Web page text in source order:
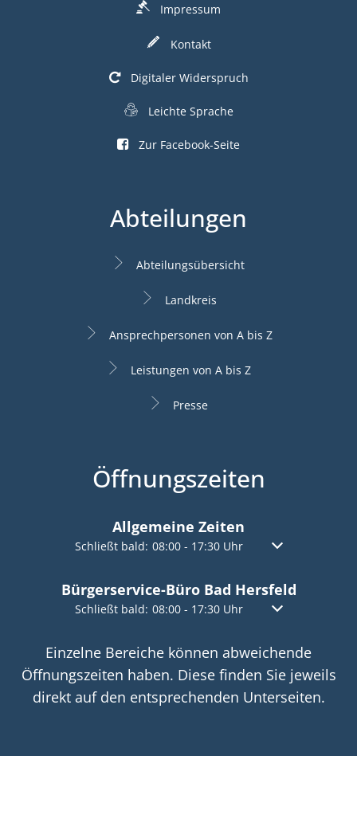
Impressum
Kontakt
Digitaler Widerspruch
Leichte Sprache
Zur Facebook-Seite
Abteilungen
Abteilungsübersicht
Landkreis
Ansprechpersonen von A bis Z
Leistungen von A bis Z
Presse
Öffnungszeiten
Allgemeine Zeiten
Klicken, um weitere Öffnungs- oder Schließzeiten
Schließt bald: 08:00- 17:30Uhr Von 08:00 bis
Bürgerservice-Büro Bad Hersfeld
Klicken, um weitere Öffnungs- oder Schließzeiten
Schließt bald: 08:00- 17:30Uhr Von 08:00 bis
Einzelne Bereiche können abweichende
Öffnungszeiten haben. Diese finden Sie jeweils
direkt auf den entsprechenden Unterseiten.